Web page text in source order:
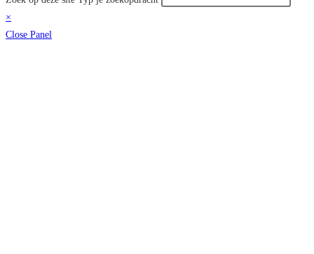
×
Close Panel